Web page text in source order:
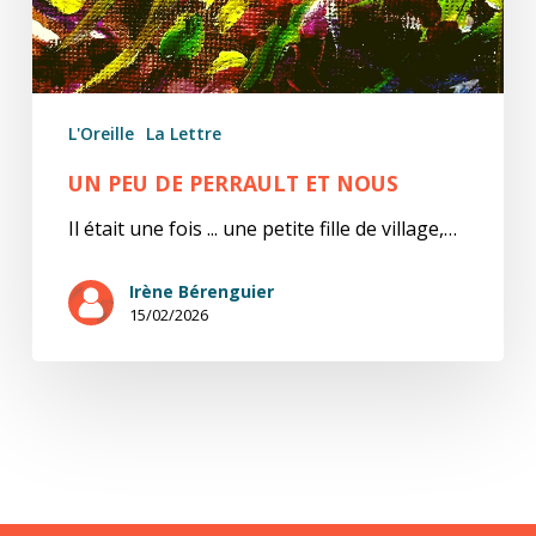
L'Oreille La Lettre
UN PEU DE PERRAULT ET NOUS
Il était une fois ... une petite fille de village,…
Irène Bérenguier
15/02/2026